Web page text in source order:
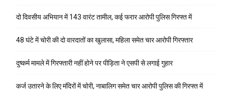
दो दिवसीय अभियान में 143 वारंट तामील, कई फरार आरोपी पुलिस गिरफ्त में
48 घंटे में चोरी की दो वारदातों का खुलासा, महिला समेत चार आरोपी गिरफ्तार
दुष्कर्म मामले में गिरफ्तारी नहीं होने पर पीड़िता ने एसपी से लगाई गुहार
कर्ज उतारने के लिए मंदिरों में चोरी, नाबालिग समेत चार आरोपी पुलिस की गिरफ्त में